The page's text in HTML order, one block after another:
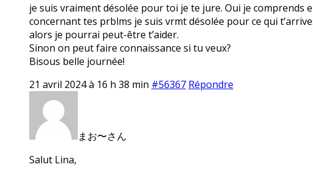
je suis vraiment désolée pour toi je te jure. Oui je comprends
concernant tes prblms je suis vrmt désolée pour ce qui
alors je pourrai peut-être t’aider.
Sinon on peut faire connaissance si tu veux?
Bisous belle journée!
21 avril 2024 à 16 h 38 min #56367 Répondre
まお〜さん
Salut Lina,